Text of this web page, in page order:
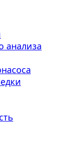
анализа